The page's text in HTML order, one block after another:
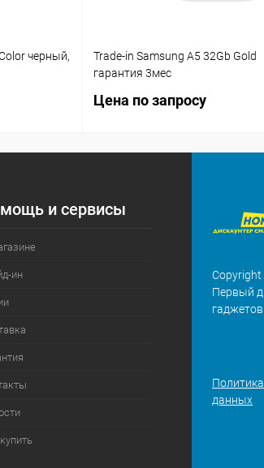
черный,
Trade-in Samsung A5 32Gb Gold
гарантия 3мес
Цена по запросу
и сервисы
ин
Copyright
Первый
данных